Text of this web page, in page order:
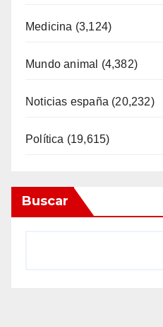
Medicina (3,124)
Mundo animal (4,382)
Noticias españa (20,232)
Política (19,615)
Buscar